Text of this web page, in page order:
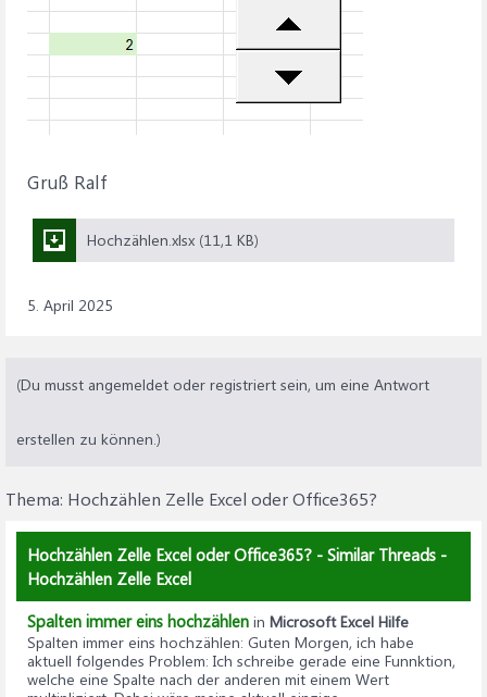
Gruß Ralf
Hochzählen.xlsx (11,1 KB)
5. April 2025
(Du musst angemeldet oder registriert sein, um eine Antwort
erstellen zu können.)
Thema: Hochzählen Zelle Excel oder Office365?
Hochzählen Zelle Excel oder Office365? - Similar Threads -
Hochzählen Zelle Excel
Spalten immer eins hochzählen in Microsoft Excel Hilfe
Spalten immer eins hochzählen: Guten Morgen, ich habe
aktuell folgendes Problem: Ich schreibe gerade eine Funnktion,
welche eine Spalte nach der anderen mit einem Wert